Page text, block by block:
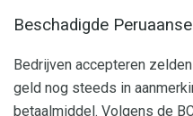
Beschadigde
Bedrijven accepteren
geld nog steeds in
betaalmiddel. Volgens de